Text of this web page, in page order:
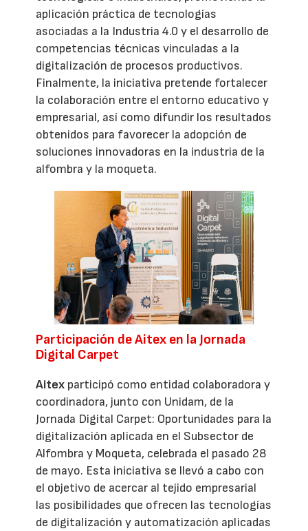
aplicación práctica de tecnologías
asociadas a la Industria 4.0 y el desarrollo de
competencias técnicas vinculadas a la
digitalización de procesos productivos.
Finalmente, la iniciativa pretende fortalecer
la colaboración entre el entorno educativo y
empresarial, así como difundir los resultados
obtenidos para favorecer la adopción de
soluciones innovadoras en la industria de la
alfombra y la moqueta.
Participación de Aitex en la Jornada
Digital Carpet
Aitex participó como entidad colaboradora y
coordinadora, junto con Unidam, de la
Jornada Digital Carpet: Oportunidades para la
digitalización aplicada en el Subsector de
Alfombra y Moqueta, celebrada el pasado 28
de mayo. Esta iniciativa se llevó a cabo con
el objetivo de acercar al tejido empresarial
las posibilidades que ofrecen las tecnologías
de digitalización y automatización aplicadas